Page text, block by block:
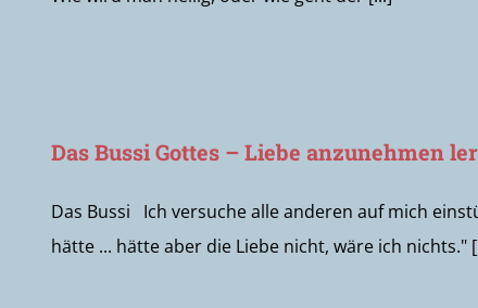
Das Bussi Gottes – Liebe anzunehmen
Das Bussi Ich versuche alle anderen auf mich
hätte ... hätte aber die Liebe nicht, wäre ich nichts."